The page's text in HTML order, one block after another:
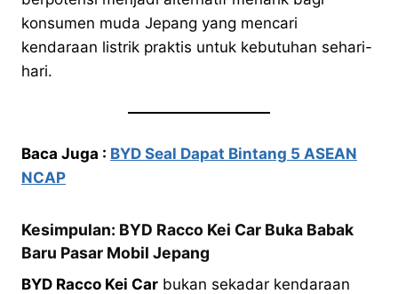
konsumen muda Jepang yang mencari
kendaraan listrik praktis untuk kebutuhan sehari-
hari.
Baca Juga : BYD Seal Dapat Bintang 5 ASEAN
NCAP
Kesimpulan: BYD Racco Kei Car Buka Babak
Baru Pasar Mobil Jepang
BYD Racco Kei Car bukan sekadar kendaraan